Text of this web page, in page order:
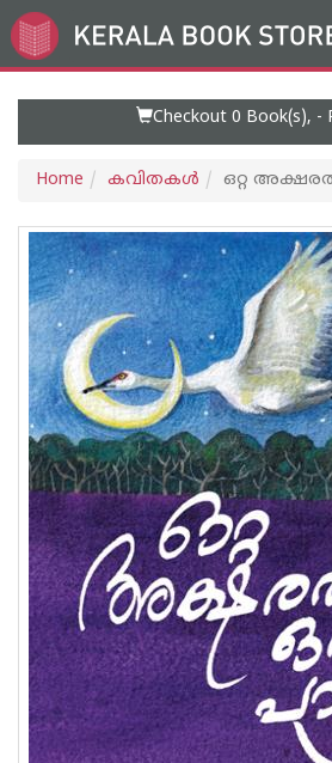
Go
to
Checkout 0 Book(s), -
Home കവിതകള്‍ ഒറ്റ